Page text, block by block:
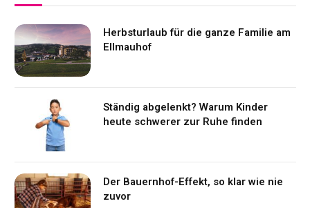
Herbsturlaub für die ganze Familie am
Ellmauhof
Ständig abgelenkt? Warum Kinder
heute schwerer zur Ruhe finden
Der Bauernhof-Effekt, so klar wie nie
zuvor